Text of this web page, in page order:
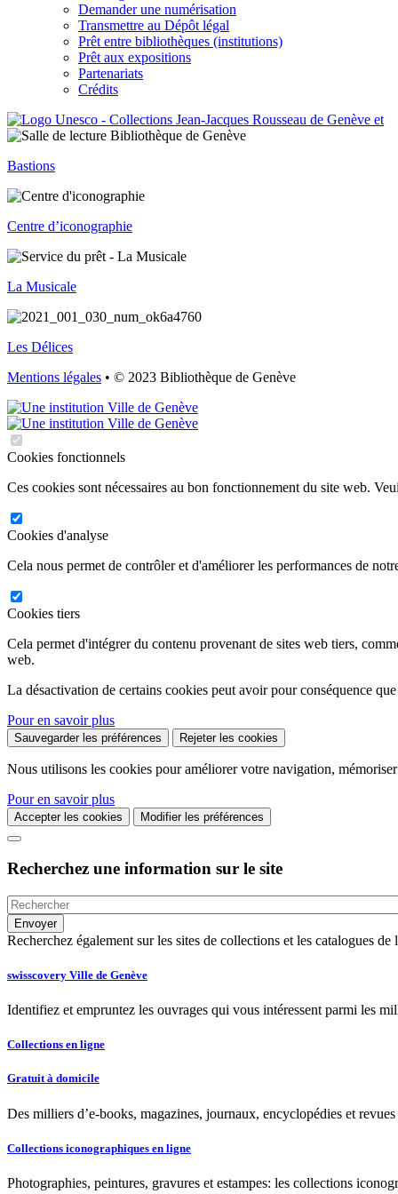
Demander une numérisation
Transmettre au Dépôt légal
Prêt entre bibliothèques (institutions)
Prêt aux expositions
Partenariats
Crédits
Bastions
Centre d’iconographie
La Musicale
Les Délices
Mentions légales • © 2023 Bibliothèque de Genève
Cookies fonctionnels
Ces cookies sont nécessaires au bon fonctionnement du site web.
Cookies d'analyse
Cela nous permet de contrôler et d'améliorer les performances de
Cookies tiers
Cela permet d'intégrer du contenu provenant de sites web tiers,
web.
La désactivation de certains cookies peut avoir pour conséquence
Pour en savoir plus
Sauvegarder les préférences Rejeter les cookies
Nous utilisons les cookies pour améliorer votre navigation,
Pour en savoir plus
Accepter les cookies Modifier les préférences
Recherchez une information sur le site
Recherchez également sur les sites de collections et les catalogues
swisscovery Ville de Genève
Identifiez et empruntez les ouvrages qui vous intéressent parmi les
Collections en ligne
Gratuit à domicile
Des milliers d’e-books, magazines, journaux, encyclopédies et
Collections iconographiques en ligne
Photographies, peintures, gravures et estampes: les collections